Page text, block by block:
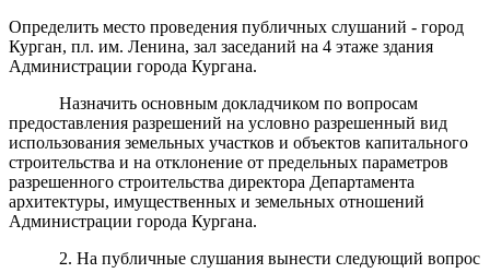
Определить место проведения публичных слушаний - город
Курган, пл. им. Ленина, зал заседаний на 4 этаже здания
Администрации города Кургана.
Назначить основным докладчиком по вопросам
предоставления разрешений на условно разрешенный вид
использования земельных участков и объектов капитального
строительства и на отклонение от предельных параметров
разрешенного строительства директора Департамента
архитектуры, имущественных и земельных отношений
Администрации города Кургана.
2. На публичные слушания вынести следующий вопрос